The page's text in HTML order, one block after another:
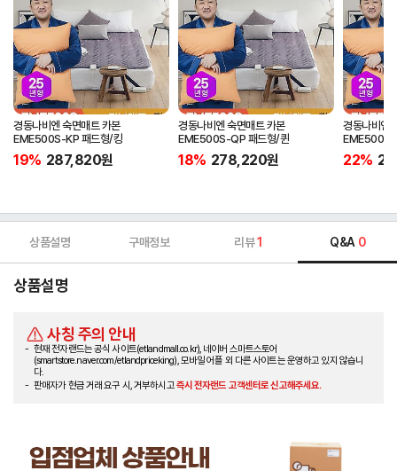
경동나비엔 숙면매트 카본
EME500S-KP 패드형/킹
19% 287,820원
경동나비엔 숙면매트 카본
EME500S-QP 패드형/퀸
18% 278,220원
경동나비엔
EME500S-
22%
상품설명 구매정보 리뷰1 Q&A 0
상품설명
사칭 주의 안내
현재 전자랜드는 공식 사이트(etlandmall.co.kr), 네이버 스마트스토어
(smartstore.naver.com/etlandpriceking), 모바일 어플 외 다른 사이트는 운영하고 있지 않습니
다.
판매자가 현금 거래 요구 시, 거부하시고즉시 전자랜드 고객센터로 신고해주세요.